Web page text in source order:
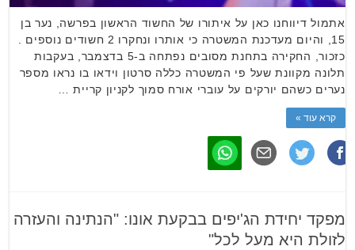
אתמול דיווחנו כאן על איתורו של החשוד הראשון בפרשה, נער בן
15, והיום מעדכנת המשטרה כי אותרו ונחקרו 2 חשודים נוספים .
כזכור, החקירה בתחנת מסובים נפתחה ב-5 בדצמבר, בעקבות
תלונה מקוונת שעל פי המשטרה כללה סרטון וידאו בו נראו מספר
נערים כשהם יורקים על עוברי אורח סמוך לקניון קריית …
קרא עוד »
מפקד יחידת הג'יפים בבקעת אונו: "הנתינה והעזרה
לזולת היא מעל לכל"